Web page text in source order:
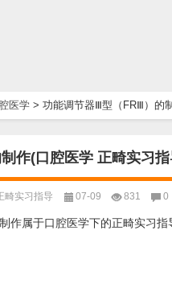
医学 > 功能调节器Ⅲ型（FRⅢ）的
作(口腔医学 正畸实习指
畸实习指导 07-09 831 0
作属于口腔医学下的正畸实习